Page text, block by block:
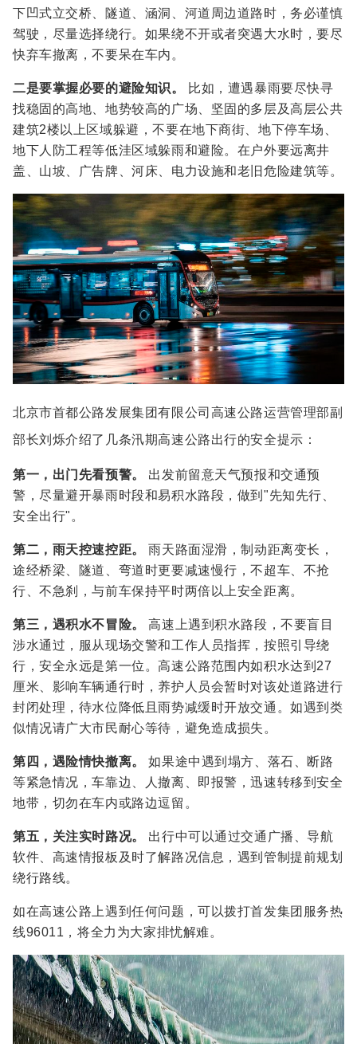
下凹式立交桥、隧道、涵洞、河道周边道路时，务必谨慎
驾驶，尽量选择绕行。如果绕不开或者突遇大水时，要尽
快弃车撤离，不要呆在车内。
二是要掌握必要的避险知识。
比如，遭遇暴雨要尽快寻
找稳固的高地、地势较高的广场、坚固的多层及高层公共
建筑2楼以上区域躲避，不要在地下商街、地下停车场、
地下人防工程等低洼区域躲雨和避险。在户外要远离井
盖、山坡、广告牌、河床、电力设施和老旧危险建筑等。
北京市首都公路发展集团有限公司高速公路运营管理部副
部长刘烁介绍了几条汛期高速公路出行的安全提示：
第一，出门先看预警。
出发前留意天气预报和交通预
警，尽量避开暴雨时段和易积水路段，做到"先知先行、
安全出行"。
第二，雨天控速控距。
雨天路面湿滑，制动距离变长，
途经桥梁、隧道、弯道时更要减速慢行，不超车、不抢
行、不急刹，与前车保持平时两倍以上安全距离。
第三，遇积水不冒险。
高速上遇到积水路段，不要盲目
涉水通过，服从现场交警和工作人员指挥，按照引导绕
行，安全永远是第一位。高速公路范围内如积水达到27
厘米、影响车辆通行时，养护人员会暂时对该处道路进行
封闭处理，待水位降低且雨势减缓时开放交通。如遇到类
似情况请广大市民耐心等待，避免造成损失。
第四，遇险情快撤离。
如果途中遇到塌方、落石、断路
等紧急情况，车靠边、人撤离、即报警，迅速转移到安全
地带，切勿在车内或路边逗留。
第五，关注实时路况。
出行中可以通过交通广播、导航
软件、高速情报板及时了解路况信息，遇到管制提前规划
绕行路线。
如在高速公路上遇到任何问题，可以拨打首发集团服务热
线96011，将全力为大家排忧解难。